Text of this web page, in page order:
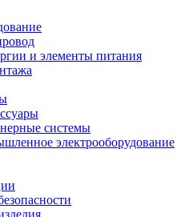
и элементы питания
системы
электрооборудование